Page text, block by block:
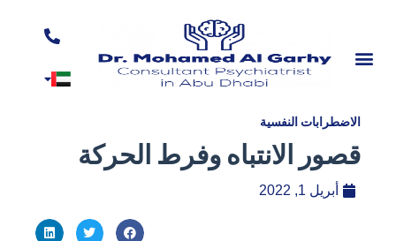
الاضطرابات النفسية
قصور الانتباه وفرط الحركة
أبريل 1, 2022